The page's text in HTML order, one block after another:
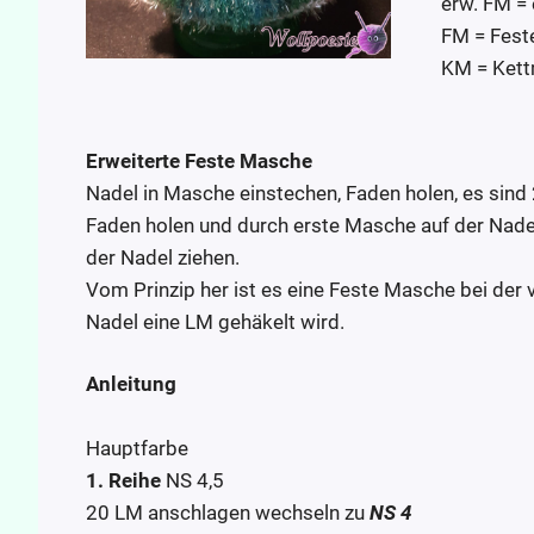
FM =
KM =
Erweiterte Feste Masche
Nadel in Masche einstechen, Faden holen, es
Faden holen und durch erste Masche auf der
der Nadel ziehen.
Vom Prinzip her ist es eine Feste Masche bei
Nadel eine LM gehäkelt wird.
Anleitung
Hauptfarbe
1. Reihe NS 4,5
20 LM anschlagen wechseln zu NS 4